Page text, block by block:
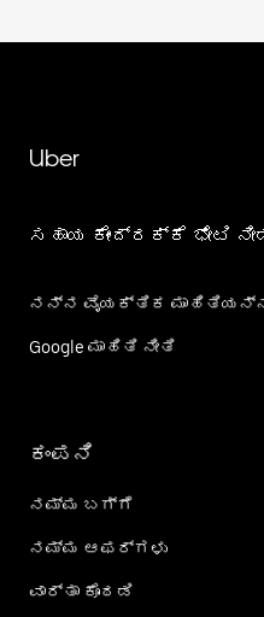
Uber
ಸಹಾಯ ಕೇಂದ್ರಕ್ಕೆ ಭೇಟಿ
ನನ್ನ ವೈಯಕ್ತಿಕ ಮಾಹಿತಿಯನ್ನು
Google ಮಾಹಿತಿ ನೀತಿ
ಕಂಪನಿ
ನಮ್ಮ ಬಗ್ಗೆ
ನಮ್ಮ ಆಫರ್‌ಗಳು
ವಾರ್ತಾ ಕೊಠಡಿ